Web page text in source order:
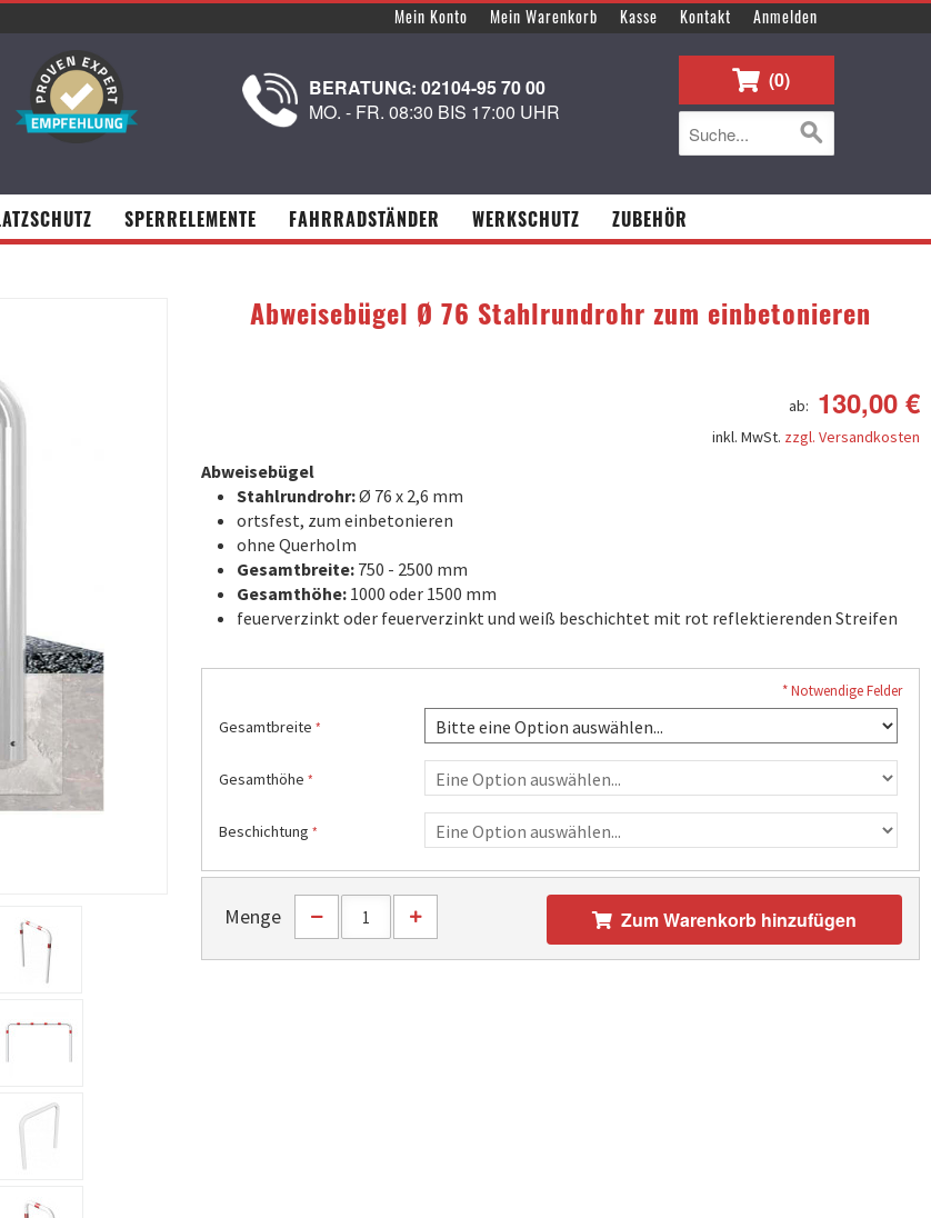
Mein Konto Mein Warenkorb Kasse Kontakt Anmelden
BERATUNG: 02104-95 70 00
MO. - FR. 08:30 BIS 17:00 UHR
0
SPERRELEMENTE FAHRRADSTÄNDER WERKSCHUTZ ZUBEHÖR
Abweisebügel Ø 76 Stahlrundrohr zum einbetonieren
ab: 130,00 €
inkl. MwSt. zzgl. Versandkosten
Abweisebügel
Stahlrundrohr:Ø 76 x 2,6 mm
ortsfest, zum einbetonieren
ohne Querholm
Gesamtbreite: 750 - 2500 mm
Gesamthöhe: 1000 oder 1500 mm
feuerverzinkt oder feuerverzinkt und weiß beschichtet mit rot reflektierenden Streifen
Gesamtbreite
Gesamthöhe
Beschichtung
* Notwendige Felder
Menge Zum Warenkorb hinzufügen